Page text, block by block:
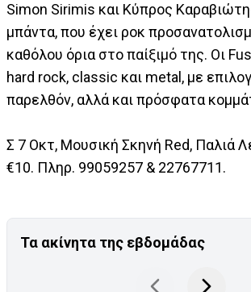
Simon Sirimis και Κύπρος
μπάντα, που έχει ροκ
καθόλου όρια στο παίξιμό της. Οι
hard rock, classic και metal, με
παρελθόν, αλλά και πρόσφατα
Σ 7 Οκτ, Μουσική Σκηνή Red, Παλιά
€10. Πληρ. 99059257 & 22767711.
Τα ακίνητα της εβδομάδας